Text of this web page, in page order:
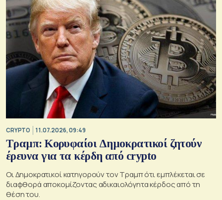
CRYPTO 11.07.2026, 09:49
Τραμπ: Κορυφαίοι Δημοκρατικοί ζητούν
έρευνα για τα κέρδη από crypto
Οι Δημοκρατικοί κατηγορούν τον Τραμπ ότι εμπλέκεται σε
διαφθορά αποκομίζοντας αδικαιολόγητα κέρδος από τη
θέση του.